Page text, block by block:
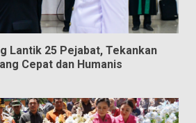
Lantik 25 Pejabat, Tekankan
Cepat dan Humanis